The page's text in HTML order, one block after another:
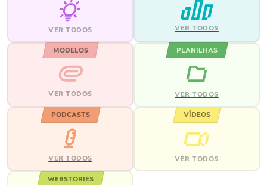
VER TODOS VER TODOS
MODELOS
VER TODOS
PLANILHAS
VER TODOS
PODCASTS
VER TODOS
VÍDEOS
VER TODOS
WEBSTORIES